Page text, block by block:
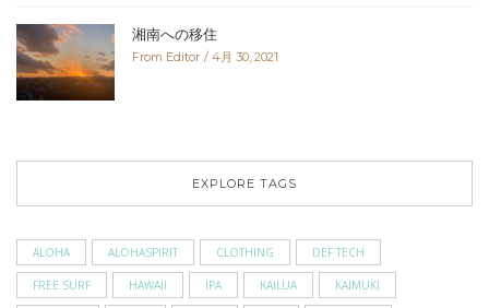
湘南への移住
From Editor 4月 30, 2021
EXPLORE TAGS
ALOHA ALOHASPIRIT CLOTHING DEF TECH
FREE SURF HAWAII IPA KAILUA KAIMUKI